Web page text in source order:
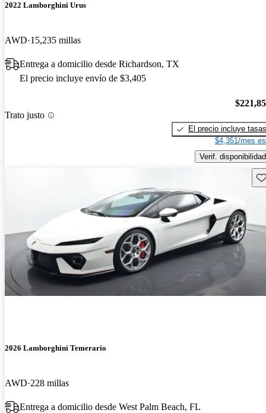
2022 Lamborghini Urus
AWD 15,235 millas
Entrega a domicilio desde Richardson, TX
El precio incluye envío de $3,405
Trato justo
El precio incluye tasas
$4,351/mes
Verif. disponibilidad
2026 Lamborghini Temerario
AWD 228 millas
Entrega a domicilio desde West Palm Beach, FL